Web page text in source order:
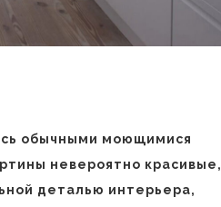
обычными моющимися
невероятно красивые,
деталью интерьера,